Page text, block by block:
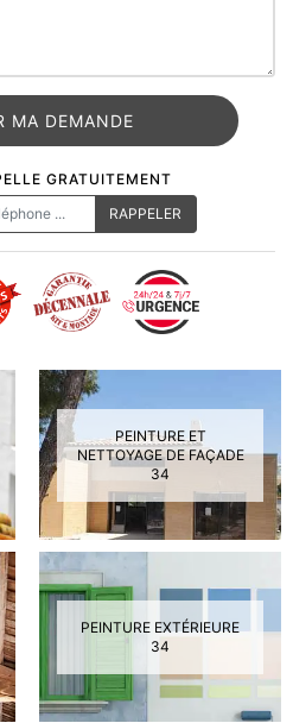
GRATUITEMENT
PEINTURE ET
NETTOYAGE DE FAÇADE
34
PEINTURE EXTÉRIEURE
34